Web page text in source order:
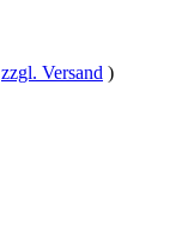
zzgl. Versand )